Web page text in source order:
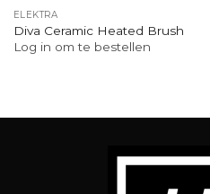
ELEKTRA
Diva Ceramic Heated Brush
Log in om te bestellen